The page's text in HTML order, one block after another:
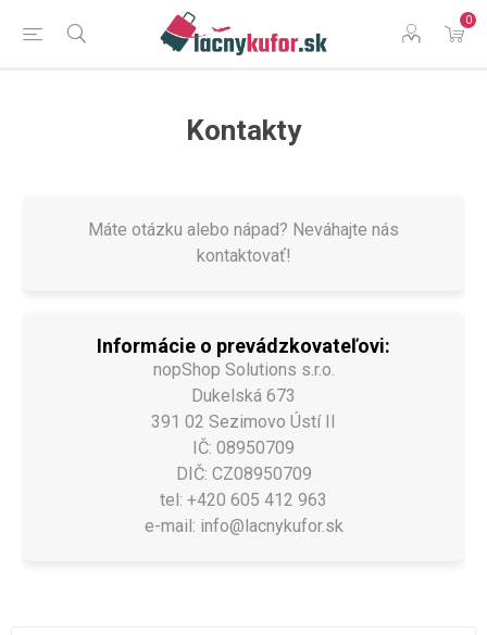
0
Kontakty
Máte otázku alebo nápad? Neváhajte nás
kontaktovať!
Informácie o prevádzkovateľovi:
nopShop Solutions s.r.o.
Dukelská 673
391 02 Sezimovo Ústí II
IČ: 08950709
DIČ: CZ08950709
tel: +420 605 412 963
e-mail: info@lacnykufor.sk